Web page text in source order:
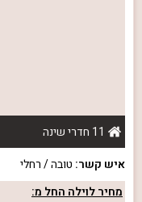
11 חדרי שינה
איש קשר: טובה / רחלי
מחיר לוילה החל מ: